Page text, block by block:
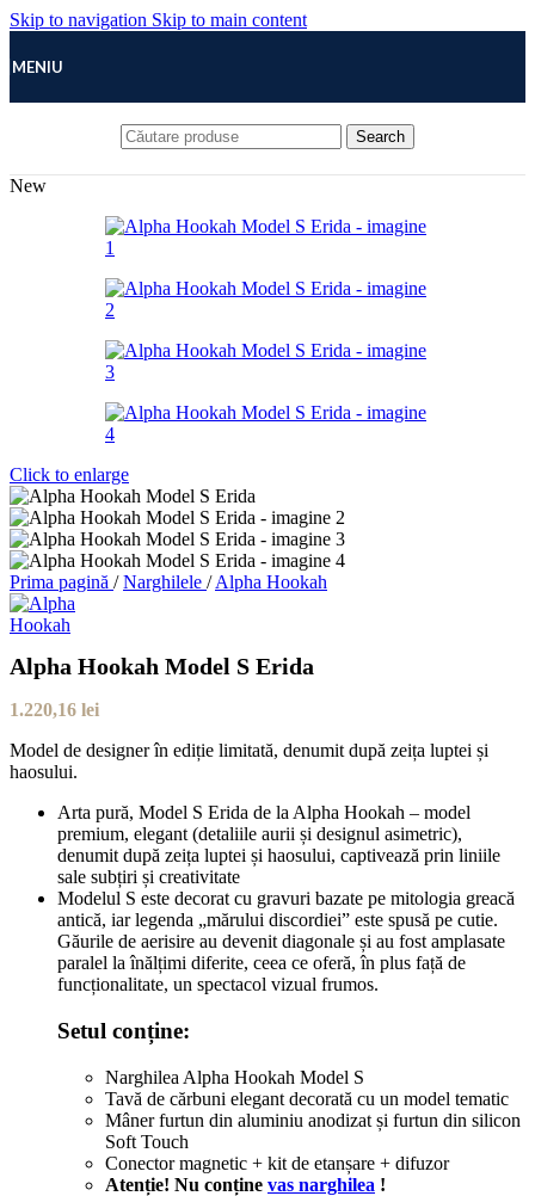
Skip to navigation Skip to main content
MENIU
Search
New
Click to enlarge
Prima pagină / Narghilele / Alpha Hookah
Alpha Hookah Model S Erida
1.220,16 lei
Model de designer în ediție limitată, denumit după zeița luptei și
haosului.
Arta pură, Model S Erida de la Alpha Hookah – model
premium, elegant (detaliile aurii și designul asimetric),
denumit după zeița luptei și haosului, captivează prin liniile
sale subțiri și creativitate
Modelul S este decorat cu gravuri bazate pe mitologia greacă
antică, iar legenda „mărului discordiei” este spusă pe cutie.
Găurile de aerisire au devenit diagonale și au fost amplasate
paralel la înălțimi diferite, ceea ce oferă, în plus față de
funcționalitate, un spectacol vizual frumos.
Setul conține:
Narghilea Alpha Hookah Model S
Tavă de cărbuni elegant decorată cu un model tematic
Mâner furtun din aluminiu anodizat și furtun din silicon
Soft Touch
Conector magnetic + kit de etanșare + difuzor
Atenție! Nu conține vas narghilea !